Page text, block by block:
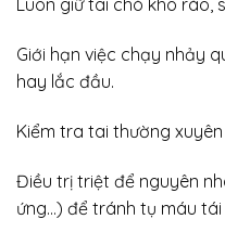
Luôn giữ tai chó khô ráo,
Giới hạn việc chạy nhảy
hay lắc đầu.
Kiểm tra tai thường
Điều trị triệt để nguyên
ứng…) để tránh tụ máu tái